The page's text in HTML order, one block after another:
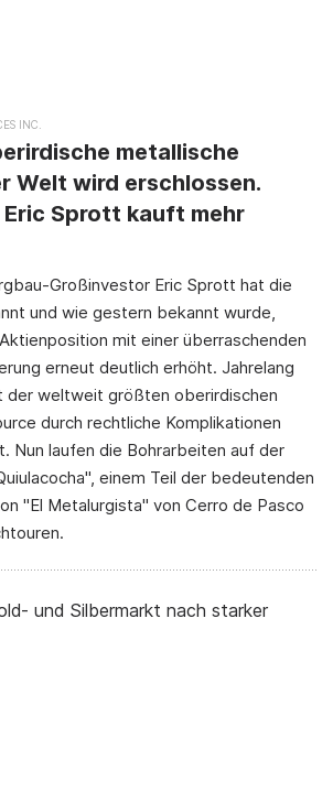
INC.
metallische
Welt wird erschlossen.
Sprott kauft mehr
Großinvestor Eric Sprott hat die
und wie gestern bekannt wurde,
mit einer überraschenden
erneut deutlich erhöht. Jahrelang
der weltweit größten oberirdischen
durch rechtliche Komplikationen
Nun laufen die Bohrarbeiten auf der
einem Teil der bedeutenden
"El Metalurgista" von Cerro de Pasco